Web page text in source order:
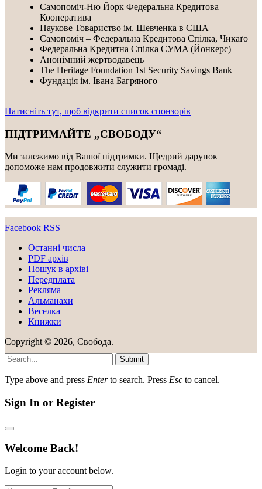
Самопоміч-Ню Йорк Федеральна Кредитова
Кооператива
Наукове Товариство ім. Шевченка в США
Самопоміч – Федеральна Кредитова Спілка, Чикаґо
Федеральнa Kредитнa Спілка CУMA (Йонкерс)
Анонімний жертводавець
The Heritage Foundation 1st Security Savings Bank
Фундація ім. Івана Багряного
Натисніть тут, щоб відкрити список спонзорів
ПІДТРИМАЙТЕ „СВОБОДУ“
Ми залежимо від Вашої підтримки. Щедрий дарунок
допоможе нам продовжити служити громаді.
Facebook RSS
Останні числа
PDF архів
Пошук в архіві
Передплата
Рекляма
Альманахи
Веселка
Книжки
Copyright © 2026, Свобода.
Submit
Type above and press Enterto search. Press Esc to cancel.
Sign In or Register
Welcome Back!
Login to your account below.